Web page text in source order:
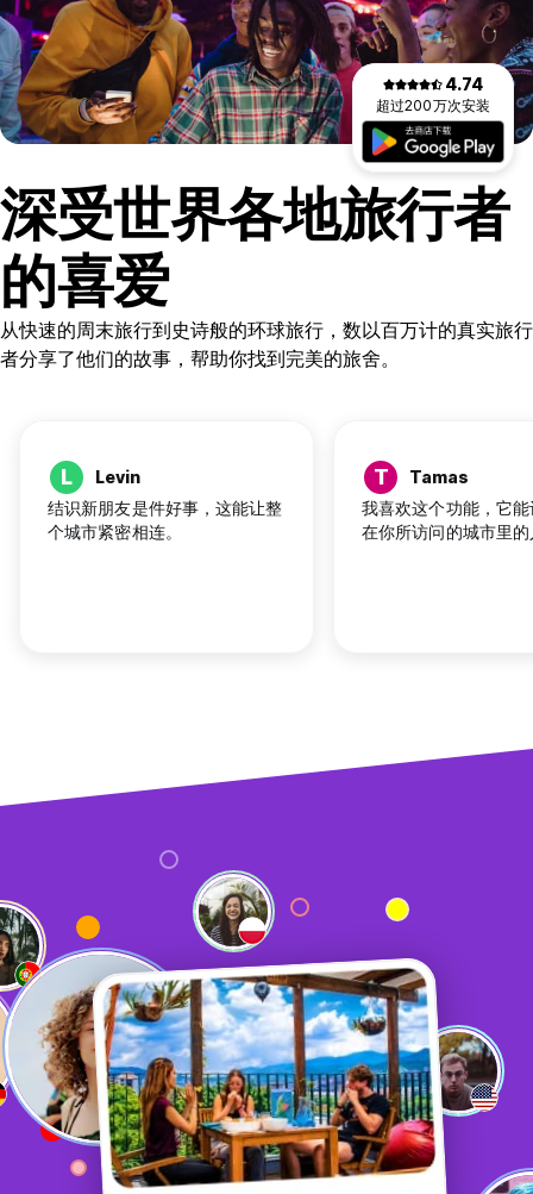
4.74
超过200万次安装
深受世界各地旅行者
的喜爱
从快速的周末旅行到史诗般的环球旅行，数以百万计的真实旅行
者分享了他们的故事，帮助你找到完美的旅舍。
L
Levin
结识新朋友是件好事，这能让整
个城市紧密相连。
T
Tamas
我喜欢这个功能，它
在你所访问的城市里